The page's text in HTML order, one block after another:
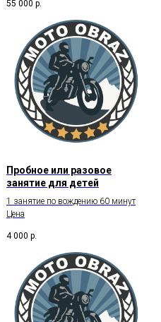
55 000 р.
Пробное или разовое
занятие для детей
1 занятие по вождению 60 минут
Цена
4 000 р.